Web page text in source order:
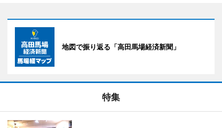
地図で振り返る「高田馬場経済新聞」
特集